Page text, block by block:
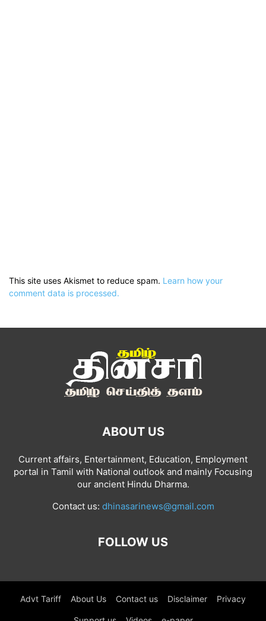
This site uses Akismet to reduce spam. Learn how your
comment data is processed.
ABOUT US
Current affairs, Entertainment, Education, Employment
portal in Tamil with National outlook and mainly Focusing
our ancient Hindu Dharma.
Contact us: dhinasarinews@gmail.com
FOLLOW US
Advt Tariff About Us Contact us Disclaimer Privacy